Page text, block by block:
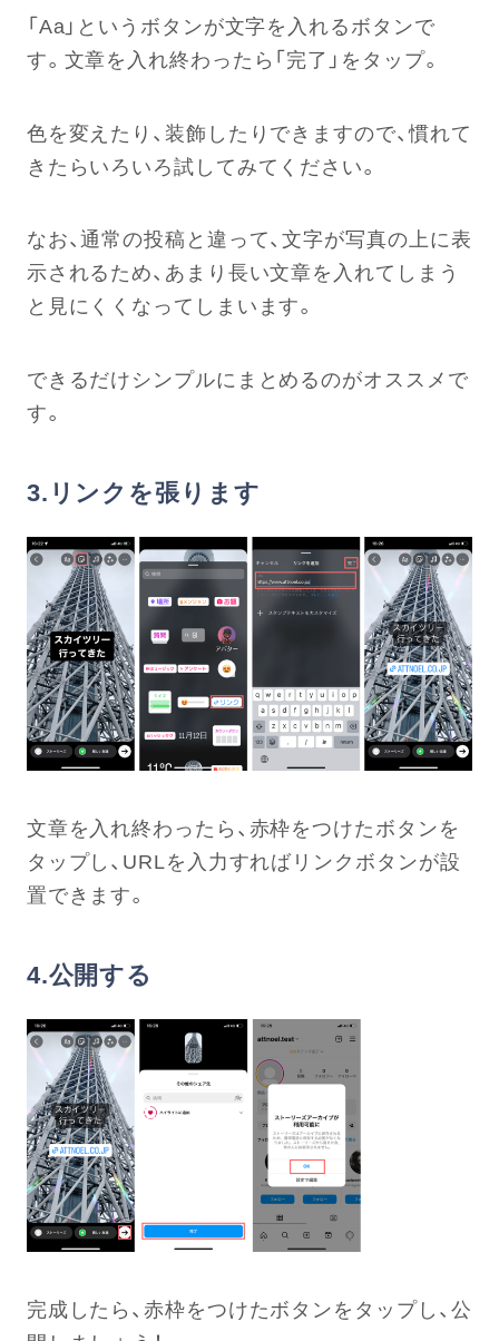
「Aa」というボタンが文字を入れるボタンで
す。文章を入れ終わったら「完了」をタップ。
色を変えたり、装飾したりできますので、慣れて
きたらいろいろ試してみてください。
なお、通常の投稿と違って、文字が写真の上に表
示されるため、あまり長い文章を入れてしまう
と見にくくなってしまいます。
できるだけシンプルにまとめるのがオススメで
す。
3.リンクを張ります
文章を入れ終わったら、赤枠をつけたボタンを
タップし、URLを入力すればリンクボタンが設
置できます。
4.公開する
完成したら、赤枠をつけたボタンをタップし、公